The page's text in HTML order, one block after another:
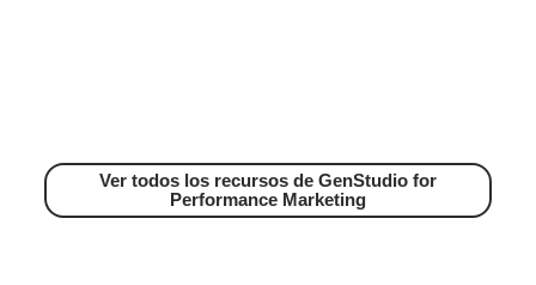
Ver todos los recursos de GenStudio for
Performance Marketing